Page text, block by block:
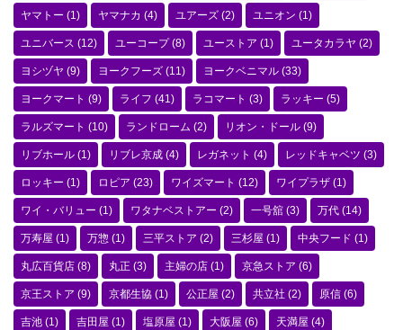
ヤマトー (1) ヤマナカ (4) ユアーズ (2) ユニオン (1)
ユニバース (12) ユーコープ(8) ユーストア (1) ユータカラヤ (2)
ヨシヅヤ (9) ヨークフーズ (11) ヨークベニマル (33)
ヨークマート (9) ライフ (41) ラコマート (3) ラッキー (5)
ラルズマート (10) ランドローム (2) リオン・ドール (9)
リブホール (1) リブレ京成 (4) レガネット (4) レッドキャベツ (3)
ロッキー (1) ロピア (23) ワイズマート (12) ワイプラザ (1)
ワイ・バリュー (1) ワタナベストアー (2) 一号舘 (3) 万代 (14)
万寿屋 (1) 万惣 (1) 三平ストア (2) 三杉屋 (1) 中央フード (1)
丸広百貨店 (8) 丸正 (3) 主婦の店 (1) 京急ストア (6)
京王ストア (9) 京都生協 (1) 公正屋 (2) 共立社 (2) 原信 (6)
吉池 (1) 吉田屋 (1) 塩原屋 (1) 大阪屋 (6) 天満屋 (4)